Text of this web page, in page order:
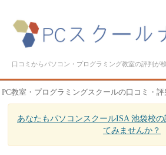
口コミからパソコン・プログラミング教室の評判が
PC教室・プログラミングスクールの口コミ・評
あなたもパソコンスクールISA 池袋校
てみませんか？